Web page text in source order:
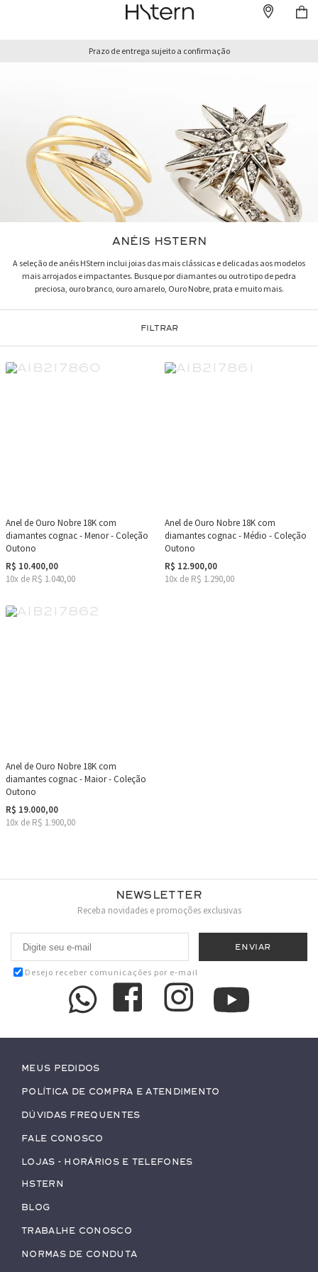
Prazo de entrega sujeito a confirmação
ANÉIS HSTERN
A seleção de anéis HStern inclui joias das mais clássicas e delicadas aos modelos
mais arrojados e impactantes. Busque por diamantes ou outro tipo de pedra
preciosa, ouro branco, ouro amarelo, Ouro Nobre, prata e muito mais.
FILTRAR
Anel de Ouro Nobre 18K com
diamantes cognac - Menor - Coleção
Outono
R$ 10.400,00
10x de R$ 1.040,00
Anel de Ouro Nobre 18K com
diamantes cognac - Médio - Coleção
Outono
R$ 12.900,00
10x de R$ 1.290,00
Anel de Ouro Nobre 18K com
diamantes cognac - Maior - Coleção
Outono
R$ 19.000,00
10x de R$ 1.900,00
Newsletter
Receba novidades e promoções exclusivas
Desejo receber comunicações por e-mail
Meus pedidos
Política de Compra e Atendimento
Dúvidas Frequentes
Fale conosco
Lojas - Horários e Telefones
HStern
Blog
Trabalhe conosco
Normas de Conduta